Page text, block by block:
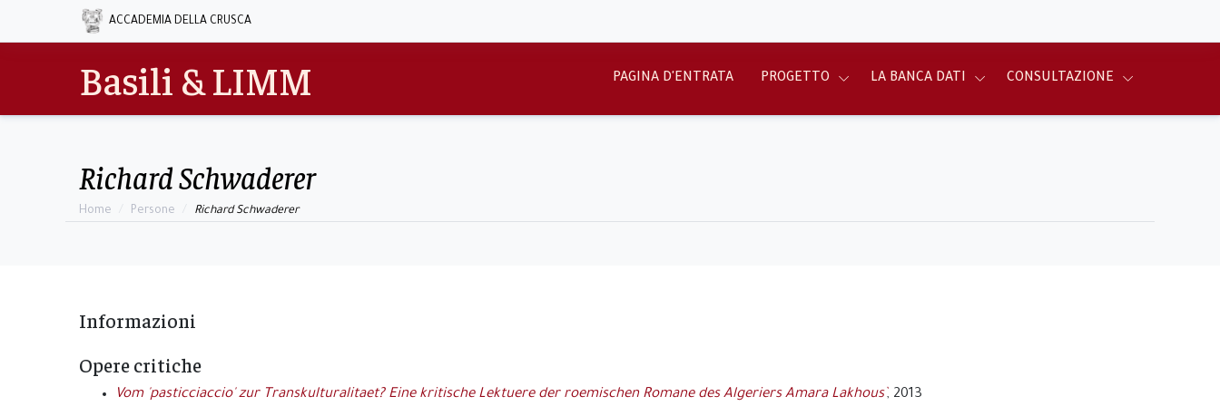
ACCADEMIA DELLA CRUSCA
Basili & LIMM PAGINA D'ENTRATA PROGETTO LA BANCA DATI CONSULTAZIONE
Richard Schwaderer
Home Persone Richard Schwaderer
Informazioni
Opere critiche
Vom 'pasticciaccio' zur Transkulturalitaet? Eine kritische Lektuere der roemischen Romane des Algeriers Amara Lakhous`, 2013